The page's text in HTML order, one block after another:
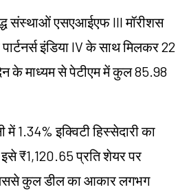
संस्थाओं एसएआईएफ III मॉरीशस
इंडिया IV के साथ मिलकर 22
के माध्यम से पेटीएम में कुल 85.98
1.34% इक्विटी हिस्सेदारी का
₹1,120.65 प्रति शेयर पर
जिससे कुल डील का आकार लगभग